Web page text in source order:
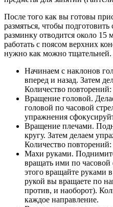
После того как вы готовы
размяться, чтобы
разминку отводится около 15
работать с поясом верхних
нужно как можно тщательней.
Начинаем с наклонов
вперед и назад. Затем
Количество
Вращение головой.
головой по часовой
упражнения
Вращение плечами.
кругу. Затем делаем
Количество повторений:
Махи руками.
вращать ими по часовой
этого вращайте руками
рукой вы вращаете по
против, и наоборот).
каждое направление.